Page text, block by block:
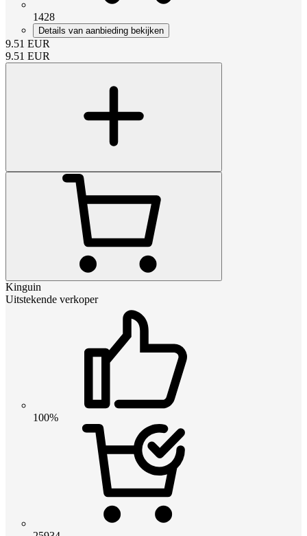
1428
Details van aanbieding bekijken
9.51 EUR
9.51 EUR
Kinguin
Uitstekende verkoper
100%